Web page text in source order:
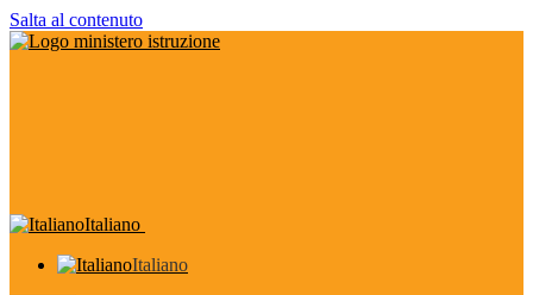
Salta al contenuto
Italiano
Italiano